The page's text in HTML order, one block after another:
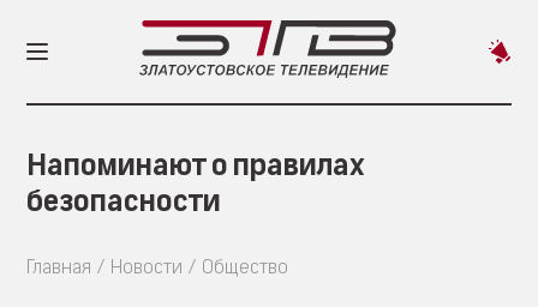
Напоминают о правилах
безопасности
Главная Новости Общество